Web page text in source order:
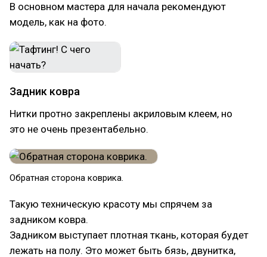
В основном мастера для начала рекомендуют
модель, как на фото.
Задник ковра
Нитки протно закреплены акриловым клеем, но
это не очень презентабельно.
Обратная сторона коврика.
Такую техническую красоту мы спрячем за
задником ковра.
Задником выступает плотная ткань, которая будет
лежать на полу. Это может быть бязь, двунитка,